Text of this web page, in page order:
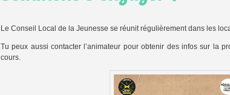
Le Conseil Local de la Jeunesse se réunit régulièrement dans les
Tu peux aussi contacter l’animateur pour obtenir des infos sur la
cours.